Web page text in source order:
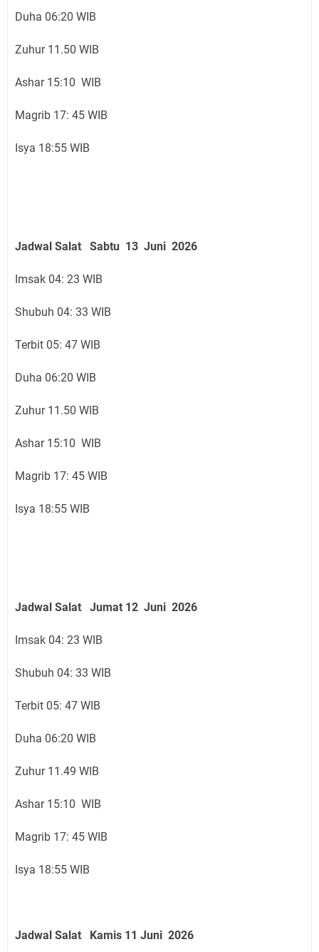
Duha 06:20 WIB
Zuhur 11.50 WIB
Ashar 15:10 WIB
Magrib 17: 45 WIB
Isya 18:55 WIB
Jadwal Salat Sabtu 13 Juni 2026
Imsak 04: 23 WIB
Shubuh 04: 33 WIB
Terbit 05: 47 WIB
Duha 06:20 WIB
Zuhur 11.50 WIB
Ashar 15:10 WIB
Magrib 17: 45 WIB
Isya 18:55 WIB
Jadwal Salat Jumat 12 Juni 2026
Imsak 04: 23 WIB
Shubuh 04: 33 WIB
Terbit 05: 47 WIB
Duha 06:20 WIB
Zuhur 11.49 WIB
Ashar 15:10 WIB
Magrib 17: 45 WIB
Isya 18:55 WIB
Jadwal Salat Kamis 11 Juni 2026